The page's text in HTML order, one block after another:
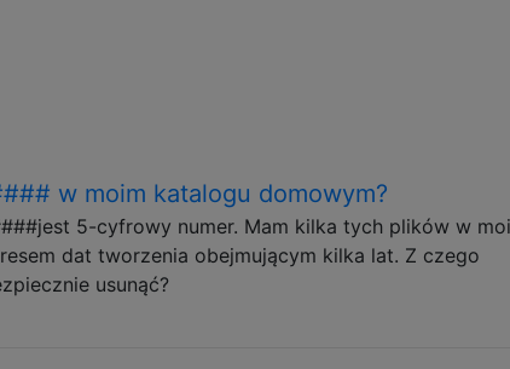
w moim katalogu domowym?
5-cyfrowy numer. Mam kilka tych plików w
dat tworzenia obejmującym kilka lat. Z czego
usunąć?